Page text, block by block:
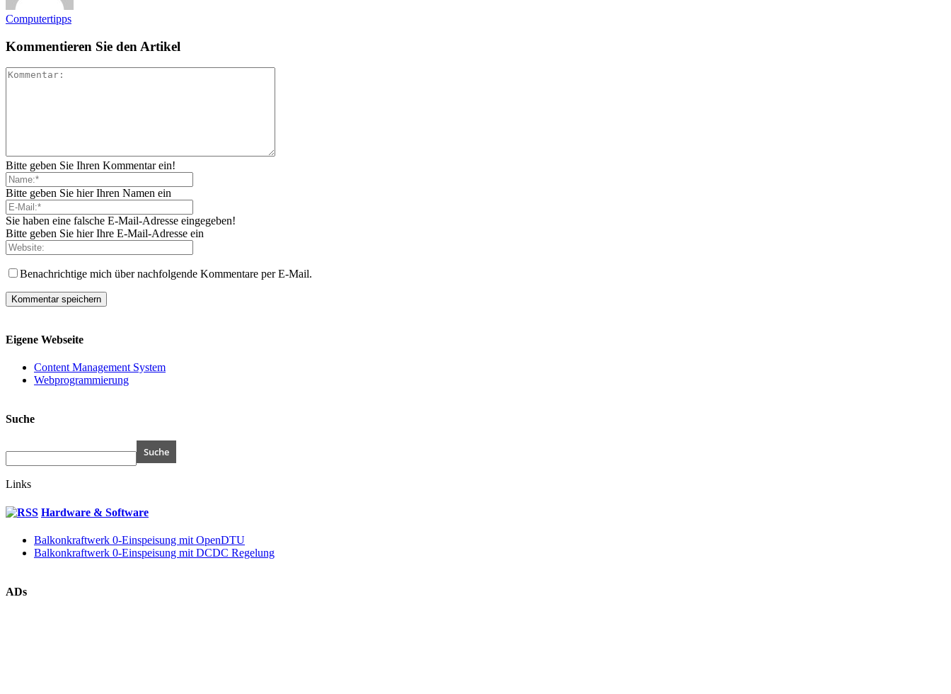
Computertipps
Kommentieren Sie den Artikel
Bitte geben Sie Ihren Kommentar ein!
Bitte geben Sie hier Ihren Namen ein
Sie haben eine falsche E-Mail-Adresse eingegeben!
Bitte geben Sie hier Ihre E-Mail-Adresse ein
Benachrichtige mich über nachfolgende Kommentare per E-Mail.
Eigene Webseite
Content Management System
Webprogrammierung
Suche
Links
Hardware & Software
Balkonkraftwerk 0-Einspeisung mit OpenDTU
Balkonkraftwerk 0-Einspeisung mit DCDC Regelung
ADs